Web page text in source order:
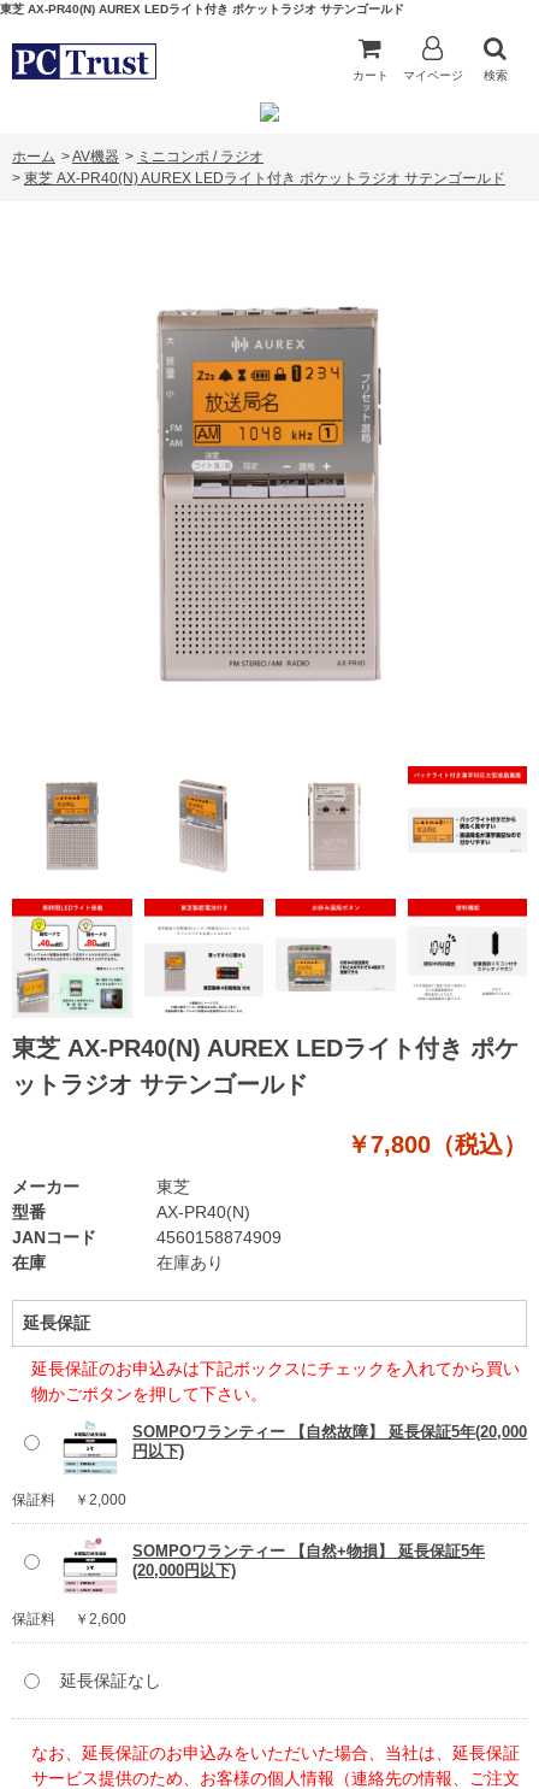
東芝 AX-PR40(N) AUREX LEDライト付き ポケットラジオ サテンゴールド
カート マイページ 検索
ホーム >AV機器 > ミニコンポ / ラジオ
> 東芝 AX-PR40(N) AUREX LEDライト付き ポケットラジオ サテンゴールド
東芝 AX-PR40(N) AUREX LEDライト付き ポケ
ットラジオ サテンゴールド
￥7,800（税込）
型番
AX-PR40(N)
JANコード
4560158874909
在庫
在庫あり
メーカー 東芝
延長保証
延長保証のお申込みは下記ボックスにチェックを入れてから買い
物かごボタンを押して下さい。
SOMPOワランティー 【自然故障】 延長保証5年(20,000
円以下)
保証料 ￥2,000
SOMPOワランティー 【自然+物損】 延長保証5年
(20,000円以下)
保証料 ￥2,600
延長保証なし
なお、延長保証のお申込みをいただいた場合、当社は、延長保証
サービス提供のため、お客様の個人情報（連絡先の情報、ご注文